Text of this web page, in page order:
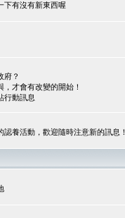
下有沒有新東西喔
府？
才會有改變的開始！
行動訊息
養活動，歡迎隨時注意新的訊息！